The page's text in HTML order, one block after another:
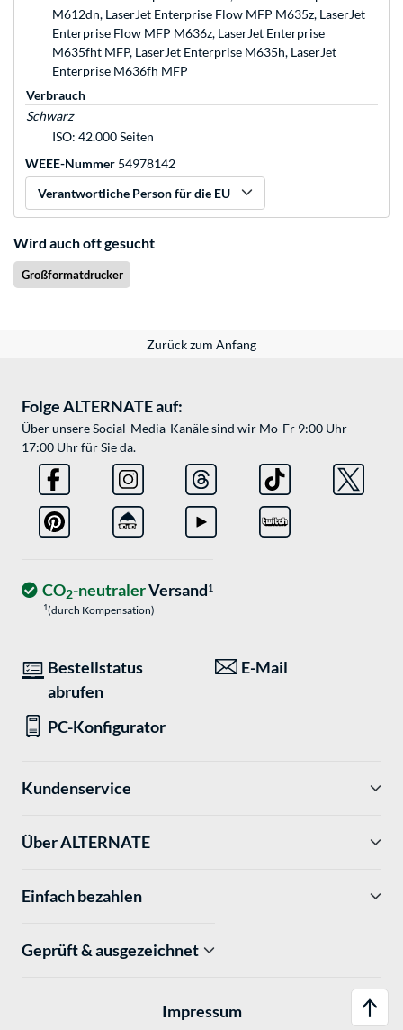
M612dn, LaserJet Enterprise Flow MFP M635z, LaserJet
Enterprise Flow MFP M636z, LaserJet Enterprise
M635fht MFP, LaserJet Enterprise M635h, LaserJet
Enterprise M636fh MFP
Verbrauch
Schwarz
ISO: 42.000 Seiten
WEEE-Nummer 54978142
Verantwortliche Person für die EU
Wird auch oft gesucht
Großformatdrucker
Zurück zum Anfang
Folge ALTERNATE auf:
Über unsere Social-Media-Kanäle sind wir Mo-Fr 9:00 Uhr -
17:00 Uhr für Sie da.
CO2-neutralerVersand1
1(durch Kompensation)
Bestellstatus
abrufen
E-Mail
PC-Konfigurator
Kundenservice
Über ALTERNATE
Einfach bezahlen
Geprüft & ausgezeichnet
Impressum